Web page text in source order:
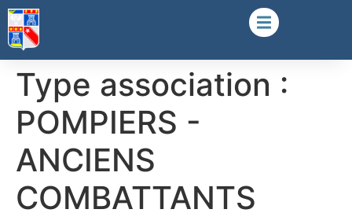
Type association :
POMPIERS -
ANCIENS
COMBATTANTS